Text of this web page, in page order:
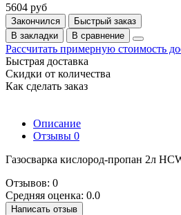
5604 руб
Закончился
Быстрый заказ
В закладки
В сравнение
Рассчитать примерную стоимость
Быстрая доставка
Скидки от количества
Как сделать заказ
Описание
Отзывы 0
Газосварка кислород-пропан 2л
Отзывов: 0
Средняя оценка: 0.0
Написать отзыв